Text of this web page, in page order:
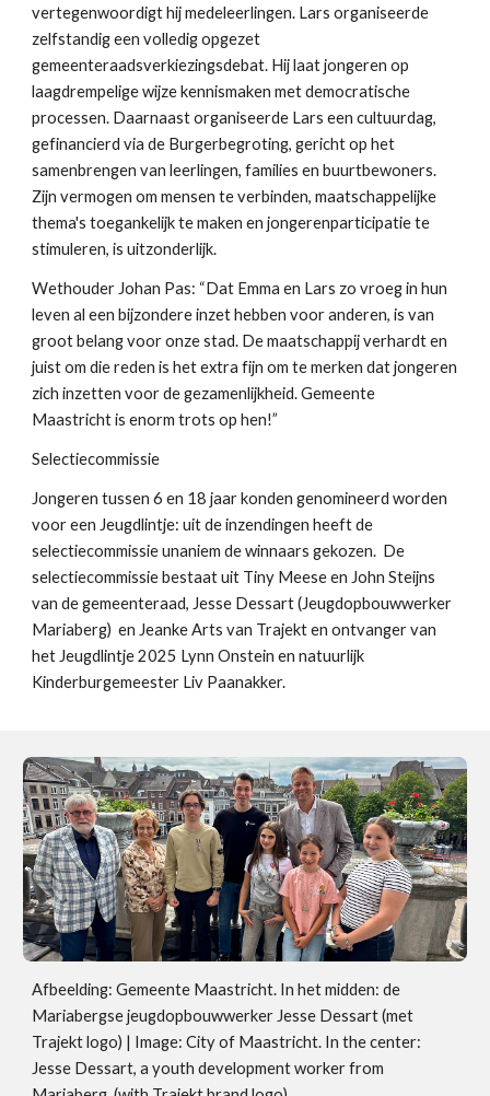
vertegenwoordigt hij medeleerlingen. Lars organiseerde
zelfstandig een volledig opgezet
gemeenteraadsverkiezingsdebat. Hij laat jongeren op
laagdrempelige wijze kennismaken met democratische
processen. Daarnaast organiseerde Lars een cultuurdag,
gefinancierd via de Burgerbegroting, gericht op het
samenbrengen van leerlingen, families en buurtbewoners.
Zijn vermogen om mensen te verbinden, maatschappelijke
thema's toegankelijk te maken en jongerenparticipatie te
stimuleren, is uitzonderlijk.
Wethouder Johan Pas: “Dat Emma en Lars zo vroeg in hun
leven al een bijzondere inzet hebben voor anderen, is van
groot belang voor onze stad. De maatschappij verhardt en
juist om die reden is het extra fijn om te merken dat jongeren
zich inzetten voor de gezamenlijkheid. Gemeente
Maastricht is enorm trots op hen!”
Selectiecommissie
Jongeren tussen 6 en 18 jaar konden genomineerd worden
voor een Jeugdlintje: uit de inzendingen heeft de
selectiecommissie unaniem de winnaars gekozen. De
selectiecommissie bestaat uit Tiny Meese en John Steijns
van de gemeenteraad, Jesse Dessart (Jeugdopbouwwerker
Mariaberg) en Jeanke Arts van Trajekt en ontvanger van
het Jeugdlintje 2025 Lynn Onstein en natuurlijk
Kinderburgemeester Liv Paanakker.
Afbeelding: Gemeente Maastricht. In het midden: de
Mariabergse jeugdopbouwwerker Jesse Dessart (met
Trajekt logo) | Image: City of Maastricht. In the center:
Jesse Dessart, a youth development worker from